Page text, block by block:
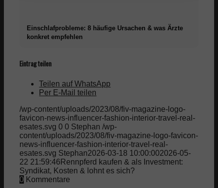
Einschlafprobleme: 8 häufige Ursachen & was Ärzte
konkret empfehlen
Eintrag teilen
Teilen auf WhatsApp
Per E-Mail teilen
/wp-content/uploads/2023/08/fiv-magazine-logo-
favicon-news-influencer-fashion-interior-travel-real-
esates.svg 0 0 Stephan /wp-
content/uploads/2023/08/fiv-magazine-logo-favicon-
news-influencer-fashion-interior-travel-real-
esates.svg Stephan2026-03-18 10:00:002026-05-
22 21:59:46 Rennpferd kaufen & als Investment:
Syndikat, Kosten & lohnt es sich?
0 Kommentare